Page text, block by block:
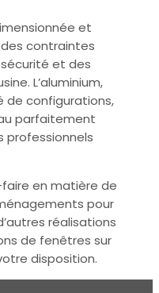
et
contraintes
et des
L’aluminium,
de configurations,
parfaitement
professionnels
en matière de
pour
réalisations
de fenêtres sur
disposition.